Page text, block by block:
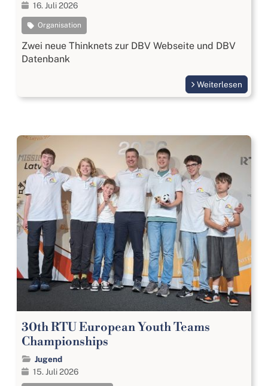
16. Juli 2026
Organisation
Zwei neue Thinknets zur DBV Webseite und DBV
Datenbank
Weiterlesen
30th RTU European Youth Teams
Championships
Jugend
15. Juli 2026